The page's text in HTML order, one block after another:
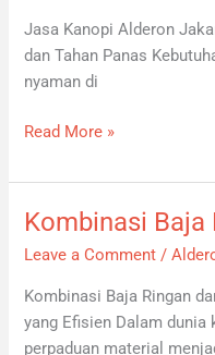
Jasa Kanopi Alderon
dan Tahan Panas
nyaman di
Jakarta
Read More »
Kombinasi Baja
Leave a Comment /
Kombinasi Baja Ringan
yang Efisien Dalam
perpaduan material
Kombinasi
Baja
dan
Alderon